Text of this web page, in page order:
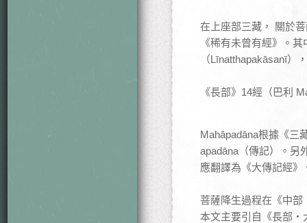
在上座部三藏， 關於
《稀有未曾有經》。
（Līnatthapakāsanī）
《長部》14經（巴利
Mahāpadāna根據《三
apadāna（傳記）。另
應翻譯為《大傳記經》
菩薩降生過程在《中部
本文主要引自《長部・